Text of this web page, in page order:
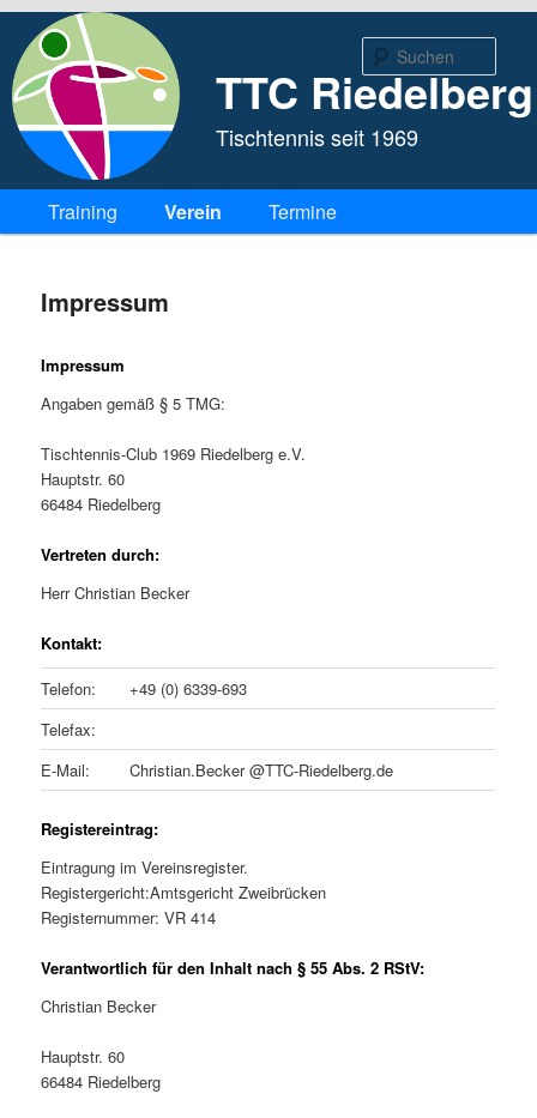
TTC Riedelberg
Tischtennis seit 1969
HauptmenüZum Inhalt wechseln
Zum sekundären Inhalt wechseln
Training Verein Termine
Impressum
Impressum
Angaben gemäß § 5 TMG:
Tischtennis-Club 1969 Riedelberg e.V.
Hauptstr. 60
66484 Riedelberg
Vertreten durch:
Herr Christian Becker
Kontakt:
Telefon:
+49 (0) 6339-693
Telefax:
E-Mail:
Christian.Becker @TTC-Riedelberg.de
Registereintrag:
Eintragung im Vereinsregister.
Registergericht:Amtsgericht Zweibrücken
Registernummer: VR 414
Verantwortlich für den Inhalt nach § 55 Abs. 2 RStV:
Christian Becker
Hauptstr. 60
66484 Riedelberg